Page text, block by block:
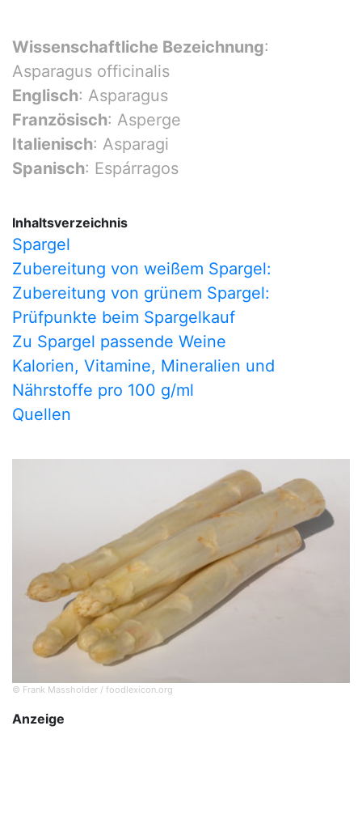
Wissenschaftliche Bezeichnung:
Asparagus officinalis
Englisch: Asparagus
Französisch: Asperge
Italienisch: Asparagi
Spanisch: Espárragos
Inhaltsverzeichnis
Spargel
Zubereitung von weißem Spargel:
Zubereitung von grünem Spargel:
Prüfpunkte beim Spargelkauf
Zu Spargel passende Weine
Kalorien, Vitamine, Mineralien und
Nährstoffe pro 100 g/ml
Quellen
© Frank Massholder / foodlexicon.org
Anzeige